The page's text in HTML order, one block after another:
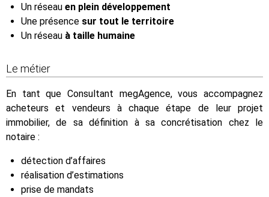
Un réseau en plein développement
Une présence sur tout le territoire
Un réseau à taille humaine
Le métier
En tant que Consultant megAgence, vous accompagnez
acheteurs et vendeurs à chaque étape de leur projet
immobilier, de sa définition à sa concrétisation chez le
notaire :
détection d’affaires
réalisation d’estimations
prise de mandats